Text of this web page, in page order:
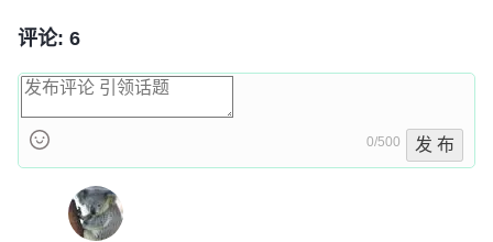
评论: 6
0/500 发 布